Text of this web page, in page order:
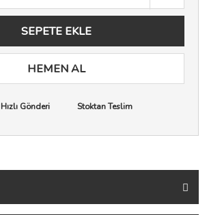
SEPETE EKLE
HEMEN AL
Hızlı Gönderi Stoktan Teslim